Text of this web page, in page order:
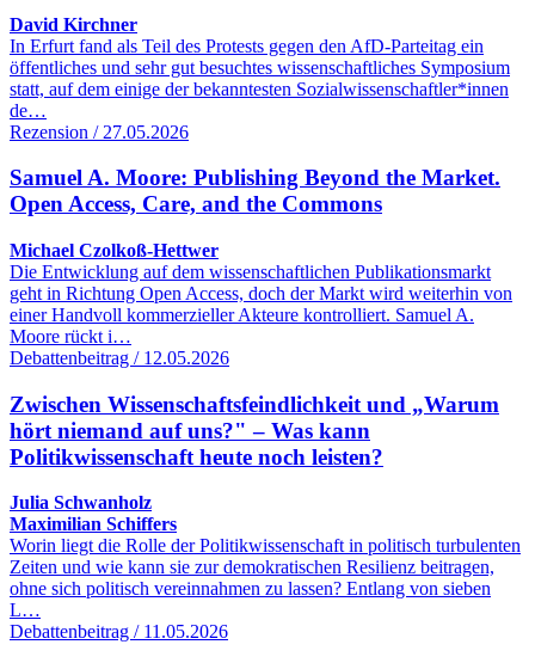
David Kirchner
In Erfurt fand als Teil des Protests gegen den AfD-Parteitag ein
öffentliches und sehr gut besuchtes wissenschaftliches Symposium
statt, auf dem einige der bekanntesten Sozialwissenschaftler*innen
de…
Rezension / 27.05.2026
Samuel A. Moore: Publishing Beyond the Market.
Open Access, Care, and the Commons
Michael Czolkoß-Hettwer
Die Entwicklung auf dem wissenschaftlichen Publikationsmarkt
geht in Richtung Open Access, doch der Markt wird weiterhin von
einer Handvoll kommerzieller Akteure kontrolliert. Samuel A.
Moore rückt i…
Debattenbeitrag / 12.05.2026
Zwischen Wissenschaftsfeindlichkeit und „Warum
hört niemand auf uns?" – Was kann
Politikwissenschaft heute noch leisten?
Julia Schwanholz
Maximilian Schiffers
Worin liegt die Rolle der Politikwissenschaft in politisch turbulenten
Zeiten und wie kann sie zur demokratischen Resilienz beitragen,
ohne sich politisch vereinnahmen zu lassen? Entlang von sieben
L…
Debattenbeitrag / 11.05.2026